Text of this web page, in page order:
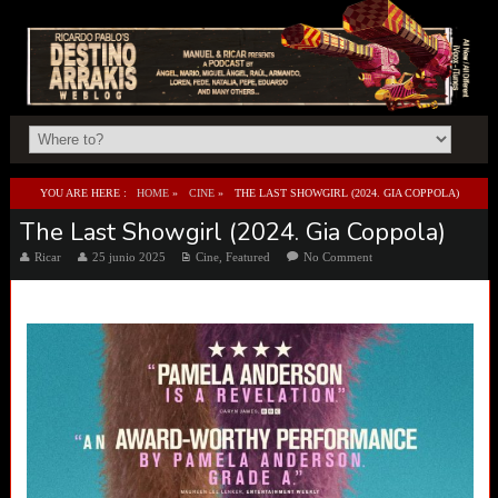
YOU ARE HERE : HOME » CINE » THE LAST SHOWGIRL (2024. GIA COPPOLA)
The Last Showgirl (2024. Gia Coppola)
Ricar 25 junio 2025 Cine, Featured No Comment